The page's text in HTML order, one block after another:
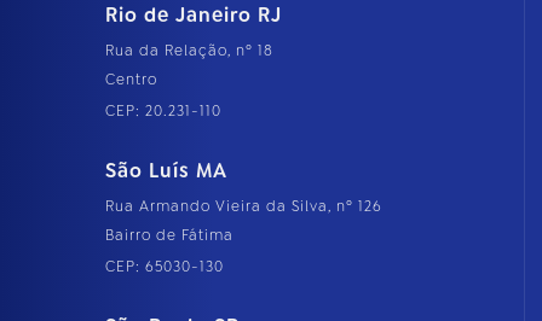
Rio de Janeiro RJ
Rua da Relação, nº 18
Centro
CEP: 20.231-110
São Luís MA
Rua Armando Vieira da Silva, nº 126
Bairro de Fátima
CEP: 65030-130